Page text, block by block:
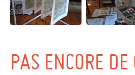
PAS ENCORE